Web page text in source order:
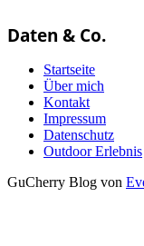
Daten & Co.
Startseite
Über mich
Kontakt
Impressum
Datenschutz
Outdoor Erlebnis
GuCherry Blog von